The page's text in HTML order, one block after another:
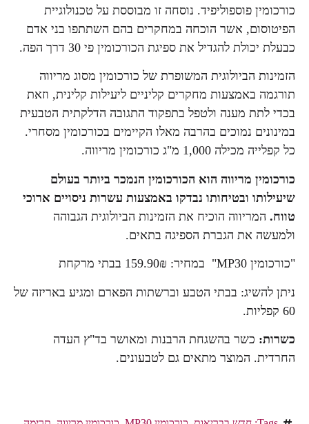
כורכומין פוספוליפיד. נוסחה זו מבוססת על טכנולוגיית
הפיטוסום, אשר הוכחה במחקרים בהם השתתפו בני אדם
כבעלת יכולת להגדיל את ספיגת הכורכומין פי 30 דרך הפה.
הזמינות הביולוגית המשופרת של כורכומין מסוג מריווה
תורגמה באמצעות מחקרים קליניים ליעילות קלינית, וזאת
בכדי לתת מענה ולטפל בתפקוד התגובה הדלקתית הטבעית
במינונים נמוכים בהרבה מאלו הקיימים בכורכומין מסחרי.
כל קפלייה מכילה 1,000 מ"ג כורכומין מריווה.
כורכומין מריווה הוא הכורכומין הנמכר ביותר בעולם
שיעילותו ובטיחותו נבדקו באמצעות עשרות ניסויים ארוכי
טווח. המריווה הוכיח את הזמינות הביולוגית הגבוהה
ולמעשה את הגברת הספיגה בתאים.
"כורכומין MP30" במחיר: 159.90₪ בבתי מרקחת
ניתן להשיג: בבתי הטבע וברשתות הפארם ומגיע באריזה של
60 קפליות.
כשרות: כשר בהשגחת הרבנות ומאושר בד"ץ העדה
החרדית. המוצר מתאים גם לטבעונים.